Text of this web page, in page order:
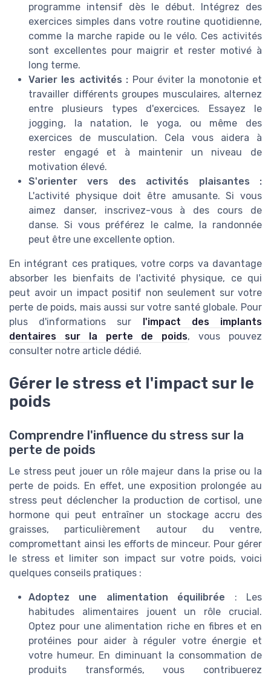
programme intensif dès le début. Intégrez des
exercices simples dans votre routine quotidienne,
comme la marche rapide ou le vélo. Ces activités
sont excellentes pour maigrir et rester motivé à
long terme.
Varier les activités : Pour éviter la monotonie et
travailler différents groupes musculaires, alternez
entre plusieurs types d'exercices. Essayez le
jogging, la natation, le yoga, ou même des
exercices de musculation. Cela vous aidera à
rester engagé et à maintenir un niveau de
motivation élevé.
S'orienter vers des activités plaisantes :
L'activité physique doit être amusante. Si vous
aimez danser, inscrivez-vous à des cours de
danse. Si vous préférez le calme, la randonnée
peut être une excellente option.
En intégrant ces pratiques, votre corps va davantage
absorber les bienfaits de l'activité physique, ce qui
peut avoir un impact positif non seulement sur votre
perte de poids, mais aussi sur votre santé globale. Pour
plus d'informations sur l'impact des implants
dentaires sur la perte de poids, vous pouvez
consulter notre article dédié.
Gérer le stress et l'impact sur le
poids
Comprendre l'influence du stress sur la
perte de poids
Le stress peut jouer un rôle majeur dans la prise ou la
perte de poids. En effet, une exposition prolongée au
stress peut déclencher la production de cortisol, une
hormone qui peut entraîner un stockage accru des
graisses, particulièrement autour du ventre,
compromettant ainsi les efforts de minceur. Pour gérer
le stress et limiter son impact sur votre poids, voici
quelques conseils pratiques :
Adoptez une alimentation équilibrée : Les
habitudes alimentaires jouent un rôle crucial.
Optez pour une alimentation riche en fibres et en
protéines pour aider à réguler votre énergie et
votre humeur. En diminuant la consommation de
produits transformés, vous contribuerez